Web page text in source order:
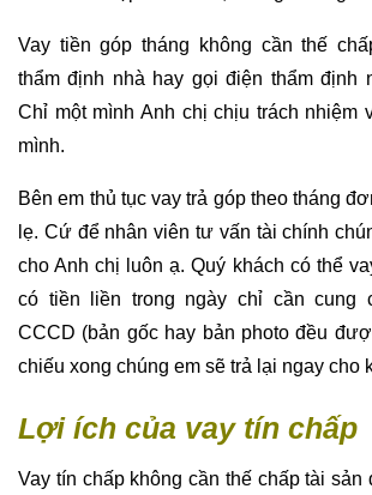
Vay tiền góp tháng không cần thế
thẩm định nhà hay gọi điện thẩm định
Chỉ một mình Anh chị chịu trách nhiệm
mình.
Bên em thủ tục vay trả góp theo tháng
lẹ. Cứ để nhân viên tư vấn tài chính
cho Anh chị luôn ạ. Quý khách có thể
có tiền liền trong ngày chỉ cần cung
CCCD (bản gốc hay bản photo đều
chiếu xong chúng em sẽ trả lại ngay cho
Lợi ích của vay tín chấp
Vay tín chấp không cần thế chấp tài sản